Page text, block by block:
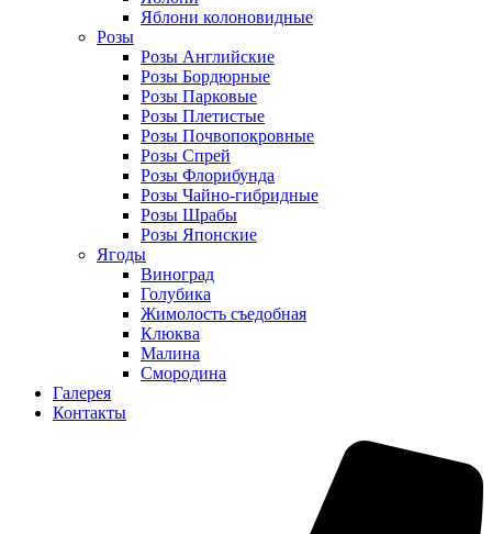
Яблони колоновидные
Розы
Розы Английские
Розы Бордюрные
Розы Парковые
Розы Плетистые
Розы Почвопокровные
Розы Спрей
Розы Флорибунда
Розы Чайно-гибридные
Розы Шрабы
Розы Японские
Ягоды
Виноград
Голубика
Жимолость съедобная
Клюква
Малина
Смородина
Галерея
Контакты